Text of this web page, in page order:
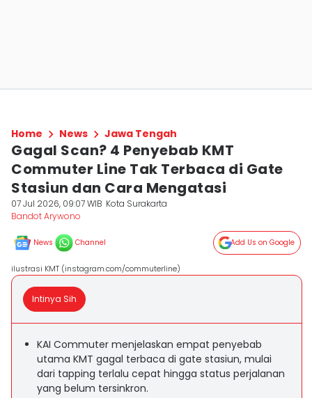
Home News Jawa Tengah
Gagal Scan? 4 Penyebab KMT
Commuter Line Tak Terbaca di Gate
Stasiun dan Cara Mengatasi
07 Jul 2026, 09:07 WIB Kota Surakarta
Bandot Arywono
News Channel Add Us on Google
ilustrasi KMT (instagram.com/commuterline)
Intinya Sih
KAI Commuter menjelaskan empat penyebab
utama KMT gagal terbaca di gate stasiun, mulai
dari tapping terlalu cepat hingga status perjalanan
yang belum tersinkron.